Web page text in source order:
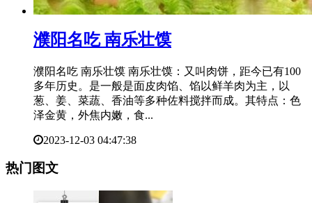
​濮阳名吃 南乐壮馍
濮阳名吃 南乐壮馍 南乐壮馍：又叫肉饼，距今已有100
多年历史。是一般是面皮肉馅、馅以鲜羊肉为主，以
葱、姜、菜蔬、香油等多种佐料搅拌而成。其特点：色
泽金黄，外焦内嫩，食...
2023-12-03 04:47:38
热门图文